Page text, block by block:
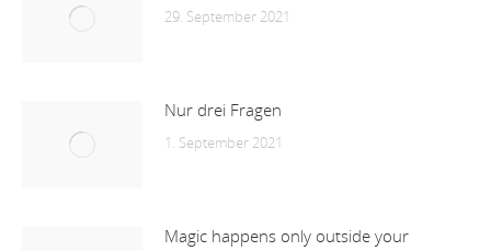
29. September 2021
Nur drei Fragen
1. September 2021
Magic happens only outside your